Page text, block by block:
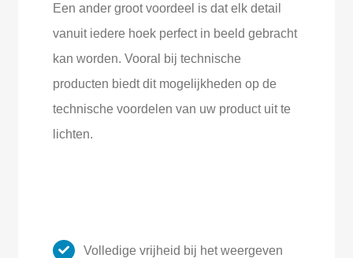
Een ander groot voordeel is dat elk detail
vanuit iedere hoek perfect in beeld gebracht
kan worden. Vooral bij technische
producten biedt dit mogelijkheden op de
technische voordelen van uw product uit te
lichten.
Volledige vrijheid bij het weergeven